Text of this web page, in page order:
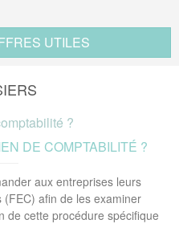
UTILES
DE COMPTABILITÉ ?
aux entreprises leurs
afin de les examiner
de cette procédure spécifique